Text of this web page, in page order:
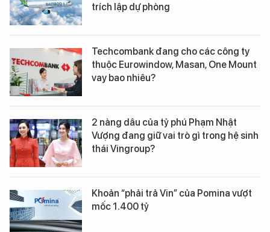
trích lập dự phòng
Techcombank đang cho các công ty
thuộc Eurowindow, Masan, One Mount
vay bao nhiêu?
2 nàng dâu của tỷ phú Phạm Nhật
Vượng đang giữ vai trò gì trong hệ sinh
thái Vingroup?
Khoản “phải trả Vin” của Pomina vượt
mốc 1.400 tỷ